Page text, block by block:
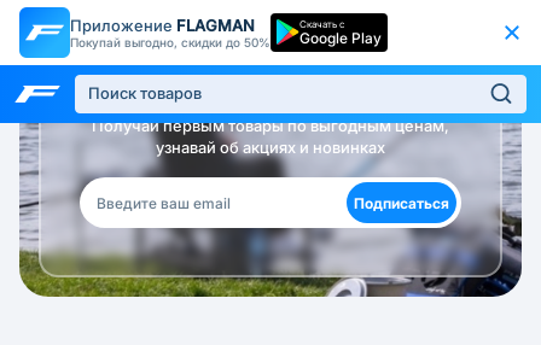
Приложение FLAGMAN
Покупай выгодно, скидки до 50%
Скачать с
Google Play
Будь в курсе!
Получай первым товары по выгодным ценам,
узнавай об акциях и новинках
Подписаться